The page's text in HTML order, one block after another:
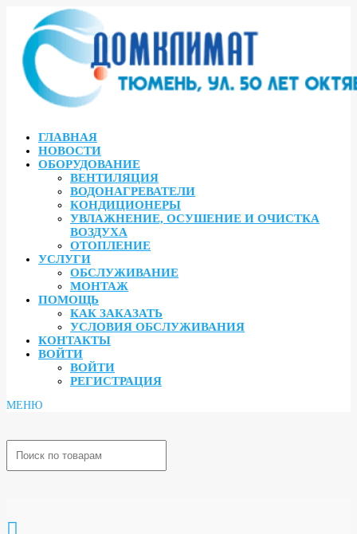
ГЛАВНАЯ
НОВОСТИ
ОБОРУДОВАНИЕ
ВЕНТИЛЯЦИЯ
ВОДОНАГРЕВАТЕЛИ
КОНДИЦИОНЕРЫ
УВЛАЖНЕНИЕ, ОСУШЕНИЕ И ОЧИСТКА
ВОЗДУХА
ОТОПЛЕНИЕ
УСЛУГИ
ОБСЛУЖИВАНИЕ
МОНТАЖ
ПОМОЩЬ
КАК ЗАКАЗАТЬ
УСЛОВИЯ ОБСЛУЖИВАНИЯ
КОНТАКТЫ
ВОЙТИ
ВОЙТИ
РЕГИСТРАЦИЯ
